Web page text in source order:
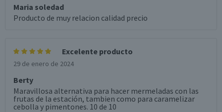
Maria soledad
Producto de muy relacion calidad precio
Excelente producto
29 de enero de 2024
Berty
Maravillosa alternativa para hacer mermeladas con las
frutas de la estación, tambien como para caramelizar
cebolla y pimentones. 10 de 10